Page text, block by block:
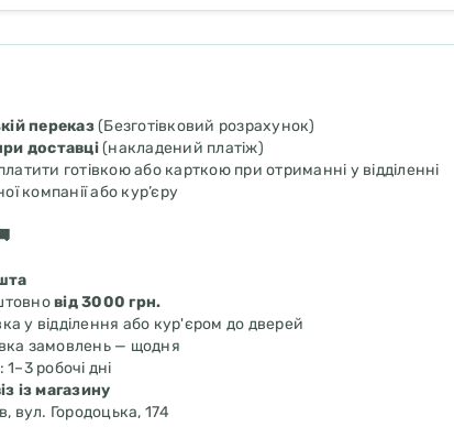
переказ(Безготівковий розрахунок)
доставці(накладений платіж)
готівкою або карткою при отриманні у відділенні
компанії або кур’єру
від 3000 грн.
у відділення або кур'єром до дверей
замовлень — щодня
1–3 робочі дні
із магазину
вул. Городоцька, 174